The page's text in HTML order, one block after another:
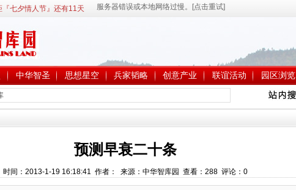
『七夕情人节』还有11天
中华智圣 思想星空 兵家韬略 创意产业 联谊活动 园区浏览
预测早衰二十条
时间：2013-1-19 16:18:41 作者： 来源：中华智库园 查看： 288评论： 0